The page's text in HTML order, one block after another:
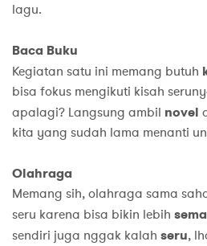
lagu.
Baca Buku
Kegiatan satu ini memang butuh
bisa fokus mengikuti kisah
apalagi? Langsung ambil novel
kita yang sudah lama menanti
Olahraga
Memang sih, olahraga sama
seru karena bisa bikin lebih
sendiri juga nggak kalah seru,